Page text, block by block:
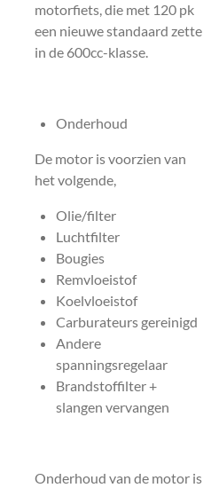
motorfiets, die met 120 pk
een nieuwe standaard zette
in de 600cc-klasse.
Onderhoud
De motor is voorzien van
het volgende,
Olie/filter
Luchtfilter
Bougies
Remvloeistof
Koelvloeistof
Carburateurs gereinigd
Andere
spanningsregelaar
Brandstoffilter +
slangen vervangen
Onderhoud van de motor is